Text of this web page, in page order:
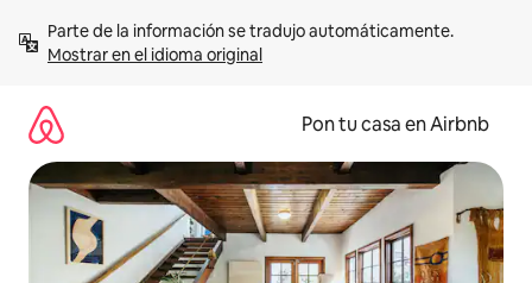
contenidoMostrar en el idioma original
Pon tu casa en Airbnb